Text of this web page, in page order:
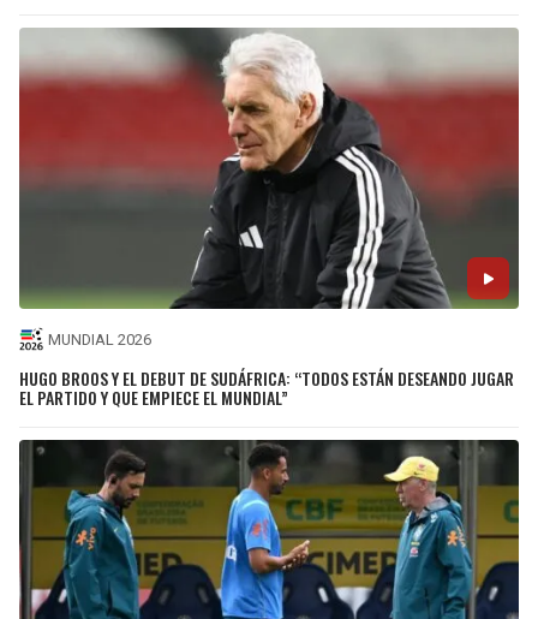
MUNDIAL 2026
HUGO BROOS Y EL DEBUT DE SUDÁFRICA: “TODOS ESTÁN DESEANDO JUGAR
EL PARTIDO Y QUE EMPIECE EL MUNDIAL”